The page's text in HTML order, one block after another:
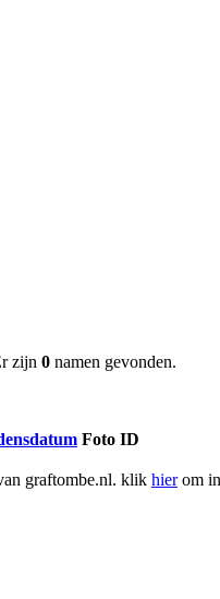
zijn 0 namen gevonden.
Foto ID
graftombe.nl. klik hierom